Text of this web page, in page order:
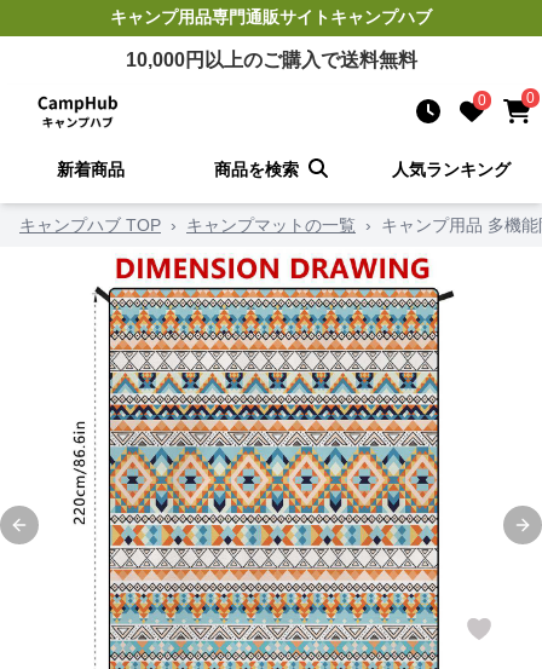
キャンプ用品専門通販サイトキャンプハブ
10,000円以上のご購入で送料無料
0 0
新着商品 商品を検索 人気ランキング
キャンプハブ TOP › キャンプマットの一覧 › キャンプ用品 多機
Previous slide